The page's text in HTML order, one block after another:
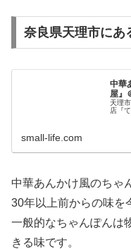
奈良県天理市にあ
中華
屋』
天理
店『
small-life.com
中華あんかけ風のちゃ
30年以上前からの味を
一般的なちゃんぽんは
きる味です。